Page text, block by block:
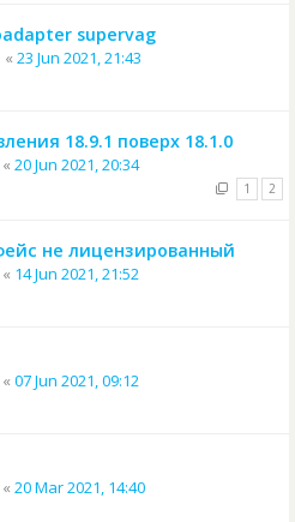
supervag
« 23 Jun 2021, 21:43
18.9.1 поверх 18.1.0
« 20 Jun 2021, 20:34
1 2
не лицензированный
« 14 Jun 2021, 21:52
« 07 Jun 2021, 09:12
« 20 Mar 2021, 14:40